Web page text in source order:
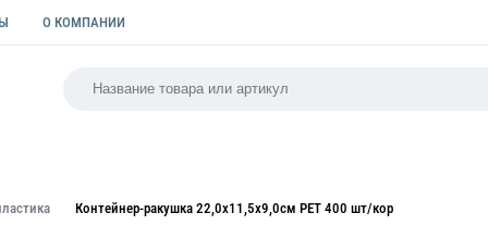
О КОМПАНИИ
Контейнер-ракушка 22,0х11,5х9,0см PET 400 шт/кор